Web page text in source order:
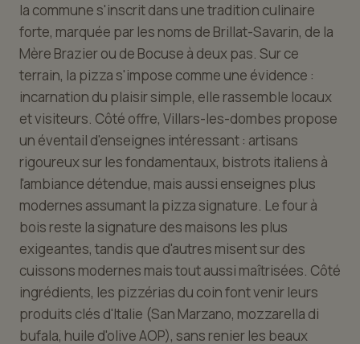
la commune s'inscrit dans une tradition culinaire
forte, marquée par les noms de Brillat-Savarin, de la
Mère Brazier ou de Bocuse à deux pas. Sur ce
terrain, la pizza s'impose comme une évidence :
incarnation du plaisir simple, elle rassemble locaux
et visiteurs. Côté offre, Villars-les-dombes propose
un éventail d'enseignes intéressant : artisans
rigoureux sur les fondamentaux, bistrots italiens à
l'ambiance détendue, mais aussi enseignes plus
modernes assumant la pizza signature. Le four à
bois reste la signature des maisons les plus
exigeantes, tandis que d'autres misent sur des
cuissons modernes mais tout aussi maîtrisées. Côté
ingrédients, les pizzérias du coin font venir leurs
produits clés d'Italie (San Marzano, mozzarella di
bufala, huile d'olive AOP), sans renier les beaux